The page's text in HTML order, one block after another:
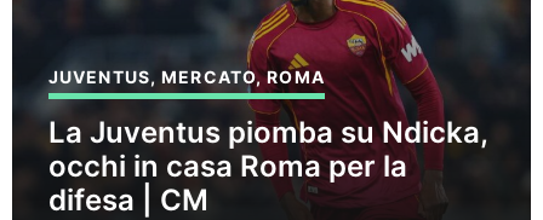
JUVENTUS,MERCATO,ROMA
La Juventus piomba su Ndicka,
occhi in casa Roma per la
difesa | CM